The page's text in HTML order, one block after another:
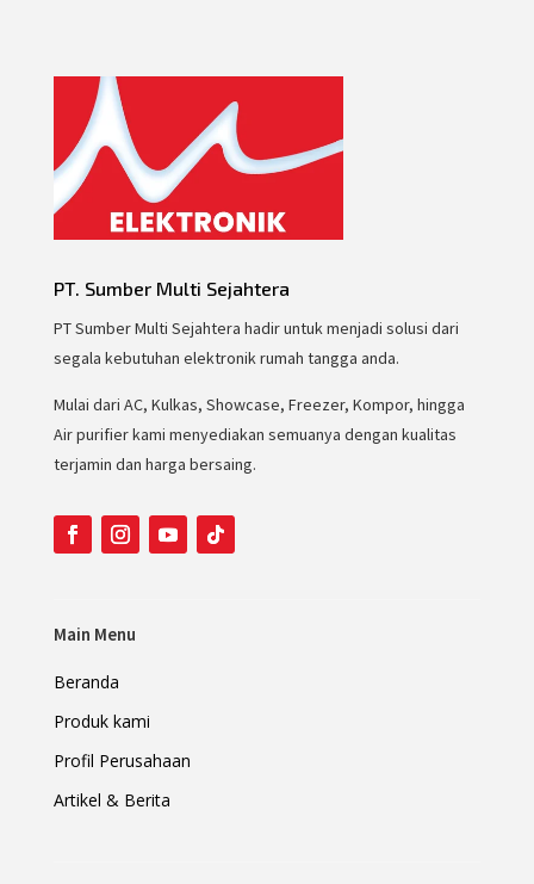
PT. Sumber Multi Sejahtera
PT Sumber Multi Sejahtera hadir untuk menjadi solusi dari
segala kebutuhan elektronik rumah tangga anda.
Mulai dari AC, Kulkas, Showcase, Freezer, Kompor, hingga
Air purifier kami menyediakan semuanya dengan kualitas
terjamin dan harga bersaing.
Main Menu
Beranda
Produk kami
Profil Perusahaan
Artikel & Berita